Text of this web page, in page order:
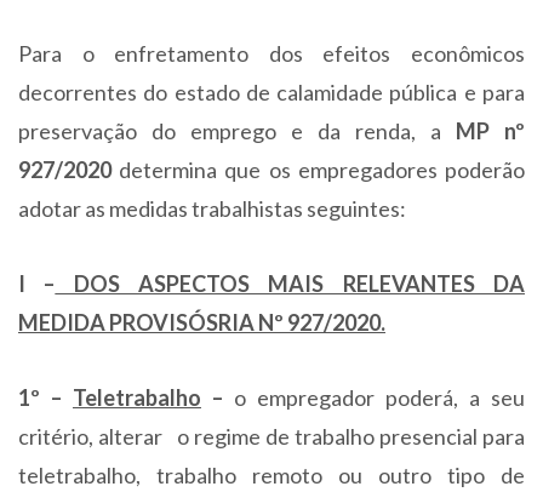
Para o enfretamento dos efeitos econômicos
decorrentes do estado de calamidade pública e para
preservação do emprego e da renda, a MP nº
927/2020 determina que os empregadores poderão
adotar as medidas trabalhistas seguintes:
I – DOS ASPECTOS MAIS RELEVANTES DA
MEDIDA PROVISÓSRIA Nº 927/2020.
1º – Teletrabalho – o empregador poderá, a seu
critério, alterar o regime de trabalho presencial para
teletrabalho, trabalho remoto ou outro tipo de